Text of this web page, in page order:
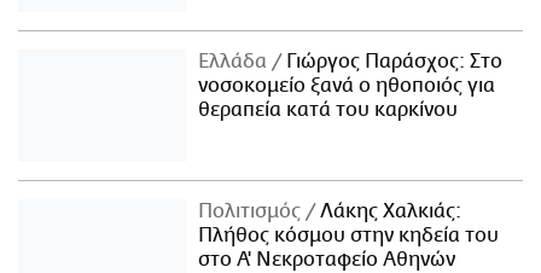
Ελλάδα
Γιώργος Παράσχος: Στο
νοσοκομείο ξανά ο ηθοποιός για
θεραπεία κατά του καρκίνου
Πολιτισμός
Λάκης Χαλκιάς:
Πλήθος κόσμου στην κηδεία του
στο Α' Νεκροταφείο Αθηνών